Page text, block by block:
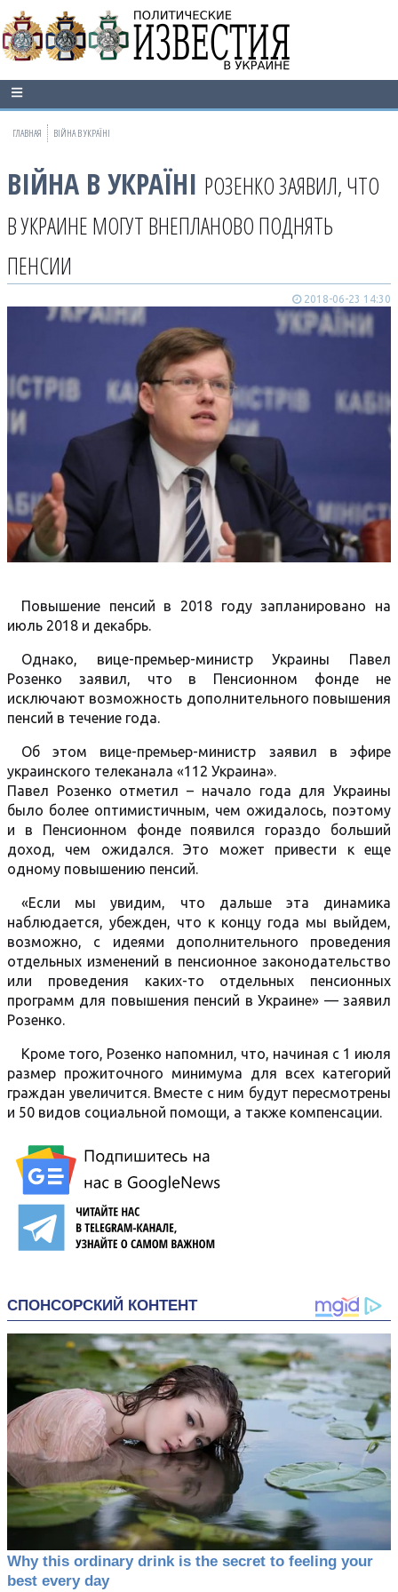
ГЛАВНАЯ ВІЙНА В УКРАЇНІ
ВІЙНА В УКРАЇНІ РОЗЕНКО ЗАЯВИЛ, ЧТО
В УКРАИНЕ МОГУТ ВНЕПЛАНОВО ПОДНЯТЬ
ПЕНСИИ
2018-06-23 14:30
Повышение пенсий в 2018 году запланировано на
июль 2018 и декабрь.
Однако, вице-премьер-министр Украины Павел
Розенко заявил, что в Пенсионном фонде не
исключают возможность дополнительного повышения
пенсий в течение года.
Об этом вице-премьер-министр заявил в эфире
украинского телеканала «112 Украина».
Павел Розенко отметил – начало года для Украины
было более оптимистичным, чем ожидалось, поэтому
и в Пенсионном фонде появился гораздо больший
доход, чем ожидался. Это может привести к еще
одному повышению пенсий.
«Если мы увидим, что дальше эта динамика
наблюдается, убежден, что к концу года мы выйдем,
возможно, с идеями дополнительного проведения
отдельных изменений в пенсионное законодательство
или проведения каких-то отдельных пенсионных
программ для повышения пенсий в Украине» — заявил
Розенко.
Кроме того, Розенко напомнил, что, начиная с 1 июля
размер прожиточного минимума для всех категорий
граждан увеличится. Вместе с ним будут пересмотрены
и 50 видов социальной помощи, а также компенсации.